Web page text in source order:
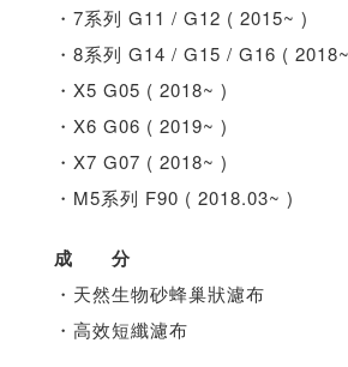
・7系列 G11 / G12 ( 2015~ )
・8系列 G14 / G15 / G16 (
・X5 G05 ( 2018~ )
・X6 G06 ( 2019~ )
・X7 G07 ( 2018~ )
・M5系列 F90 ( 2018.03~ )
成 分
・天然生物砂蜂巢狀濾布
・高效短纖濾布